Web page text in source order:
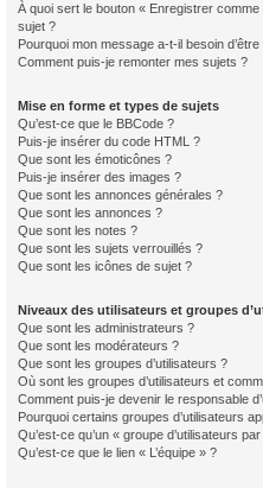
À quoi sert le bouton « Enregistrer
sujet ?
Pourquoi mon message a-t-il besoin
Comment puis-je remonter mes sujets ?
Mise en forme et types de sujets
Qu’est-ce que le BBCode ?
Puis-je insérer du code HTML ?
Que sont les émoticônes ?
Puis-je insérer des images ?
Que sont les annonces générales ?
Que sont les annonces ?
Que sont les notes ?
Que sont les sujets verrouillés ?
Que sont les icônes de sujet ?
Niveaux des utilisateurs et groupes
Que sont les administrateurs ?
Que sont les modérateurs ?
Que sont les groupes d’utilisateurs ?
Où sont les groupes d’utilisateurs et
Comment puis-je devenir le responsable
Pourquoi certains groupes d’utilisateurs
Qu’est-ce qu’un « groupe d’utilisateurs
Qu’est-ce que le lien « L’équipe » ?